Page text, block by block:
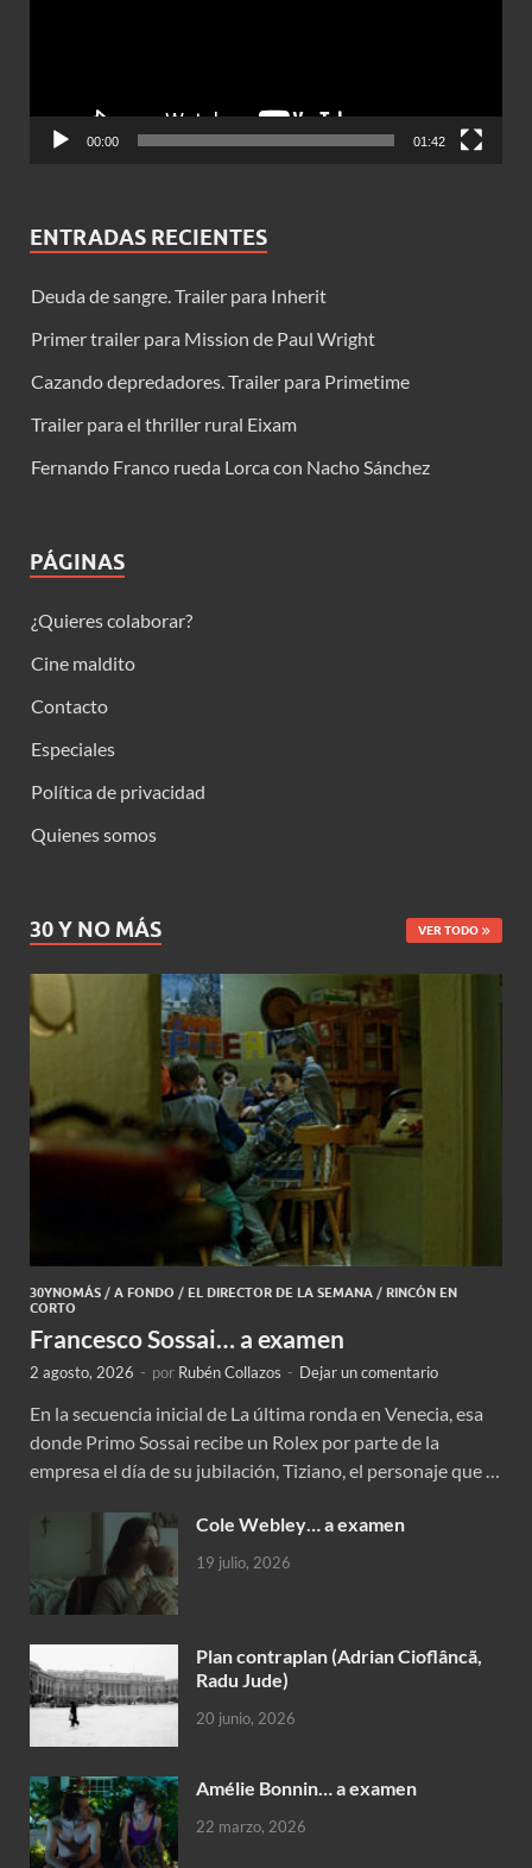
00:00 01:42
ENTRADAS RECIENTES
Deuda de sangre. Trailer para Inherit
Primer trailer para Mission de Paul Wright
Cazando depredadores. Trailer para Primetime
Trailer para el thriller rural Eixam
Fernando Franco rueda Lorca con Nacho Sánchez
PÁGINAS
¿Quieres colaborar?
Cine maldito
Contacto
Especiales
Política de privacidad
Quienes somos
30 Y NO MÁS VER TODO
30YNOMÁS / A FONDO / EL DIRECTOR DE LA SEMANA / RINCÓN EN
CORTO
Francesco Sossai… a examen
2 agosto, 2026 - por Rubén Collazos - Dejar un comentario
En la secuencia inicial de La última ronda en Venecia, esa
donde Primo Sossai recibe un Rolex por parte de la
empresa el día de su jubilación, Tiziano, el personaje que …
Cole Webley… a examen
19 julio, 2026
Plan contraplan (Adrian Cioflâncã,
Radu Jude)
20 junio, 2026
Amélie Bonnin… a examen
22 marzo, 2026